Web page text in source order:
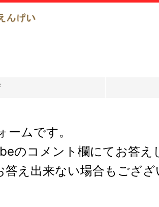
ムです。
のコメント欄にてお答え
え出来ない場合もござざ